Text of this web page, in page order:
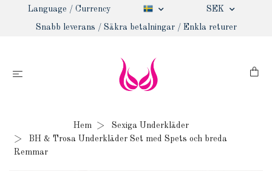
Language / Currency SEK
Snabb leverans / Säkra betalningar / Enkla returer
Hem
Sexiga Underkläder
BH & Trosa Underkläder Set med Spets och breda
Remmar